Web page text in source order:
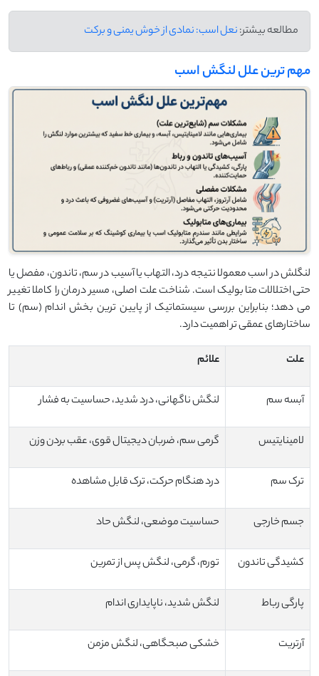
مطالعه بیشتر:نعل اسب: نمادی از خوش یمنی و برکت
مهم‌ ترین علل لنگش اسب
لنگلش در اسب معمولا نتیجه درد، التهاب یا آسیب در سم، تاندون، مفصل یا
حتی اختلالات متابولیک است. شناخت علت اصلی، مسیر درمان را کاملا تغییر
می ‌دهد؛ بنابراین بررسی سیستماتیک از پایین ‌ترین بخش اندام (سم) تا
ساختارهای عمقی ‌تر اهمیت دارد.
علت علائم
آبسه سم لنگش ناگهانی، درد شدید، حساسیت به فشار
لامینایتیس گرمی سم، ضربان دیجیتال قوی، عقب بردن وزن
ترک سم درد هنگام حرکت، ترک قابل مشاهده
جسم خارجی حساسیت موضعی، لنگش حاد
کشیدگی تاندون تورم، گرمی، لنگش پس از تمرین
پارگی رباط لنگش شدید، ناپایداری اندام
آرتریت خشکی صبحگاهی، لنگش مزمن